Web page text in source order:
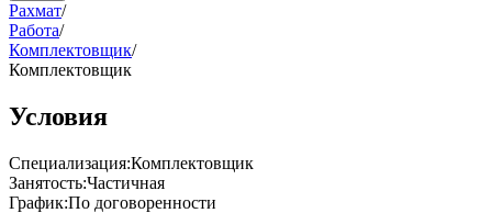
Рахмат/
Работа/
Комплектовщик/
Комплектовщик
Условия
Специализация:Комплектовщик
Занятость:Частичная
График:По договоренности